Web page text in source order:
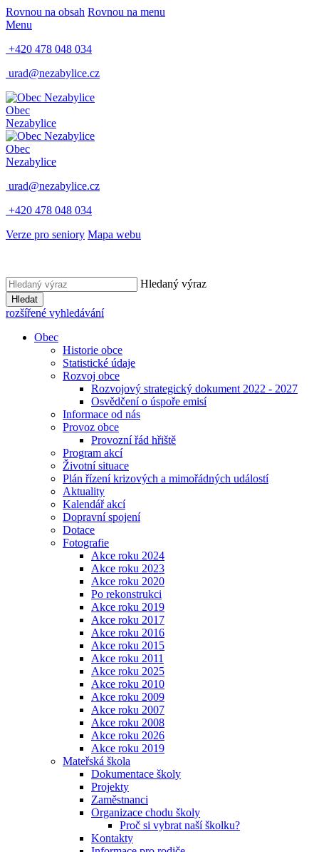
Rovnou na obsah Rovnou na menu
Menu
+420 478 048 034
urad@nezabylice.cz
Obec
Nezabylice
Obec
Nezabylice
urad@nezabylice.cz
+420 478 048 034
Verze pro seniory Mapa webu
Hledaný výraz
Hledat
rozšířené vyhledávání
Obec
Historie obce
Statistické údaje
Rozvoj obce
Rozvojový strategický dokument 2022 - 2027
Osvědčení o úspoře emisí
Informace od nás
Provoz obce
Provozní řád hřiště
Program akcí
Životní situace
Plán řízení krizových a mimořádných událostí
Aktuality
Kalendář akcí
Dopravní spojení
Dotace
Fotografie
Akce roku 2024
Akce roku 2023
Akce roku 2020
Po rekonstrukci
Akce roku 2019
Akce roku 2017
Akce roku 2016
Akce roku 2015
Akce roku 2011
Akce roku 2025
Akce roku 2010
Akce roku 2009
Akce roku 2007
Akce roku 2008
Akce roku 2026
Akce roku 2019
Mateřská škola
Dokumentace školy
Projekty
Zaměstnanci
Organizace chodu školy
Proč si vybrat naší školku?
Kontakty